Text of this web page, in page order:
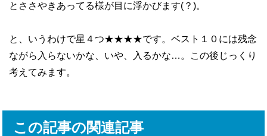
とささやきあってる様が目に浮かびます(？)。
と、いうわけで星４つ★★★★です。ベスト１０には残念
ながら入らないかな、いや、入るかな…。この後じっくり
考えてみます。
この記事の関連記事